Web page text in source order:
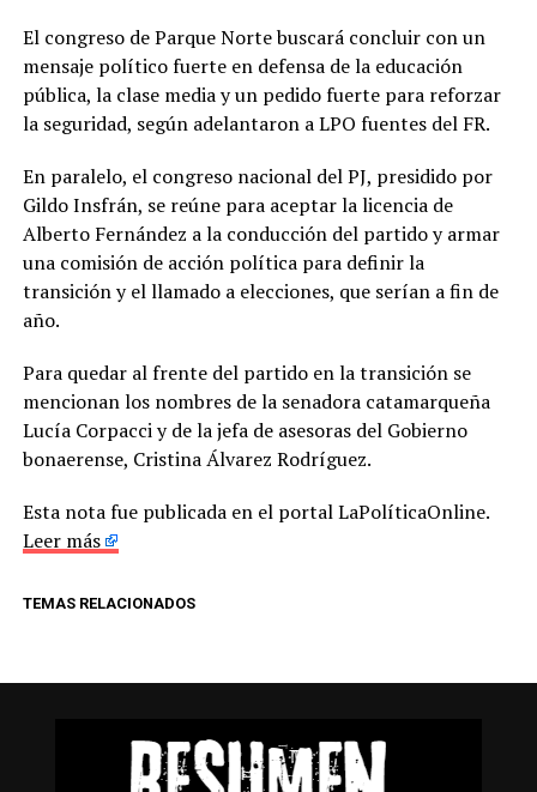
El congreso de Parque Norte buscará concluir con un
mensaje político fuerte en defensa de la educación
pública, la clase media y un pedido fuerte para reforzar
la seguridad, según adelantaron a LPO fuentes del FR.
En paralelo, el congreso nacional del PJ, presidido por
Gildo Insfrán, se reúne para aceptar la licencia de
Alberto Fernández a la conducción del partido y armar
una comisión de acción política para definir la
transición y el llamado a elecciones, que serían a fin de
año.
Para quedar al frente del partido en la transición se
mencionan los nombres de la senadora catamarqueña
Lucía Corpacci y de la jefa de asesoras del Gobierno
bonaerense, Cristina Álvarez Rodríguez.
Esta nota fue publicada en el portal LaPolíticaOnline.
Leer más
TEMAS RELACIONADOS